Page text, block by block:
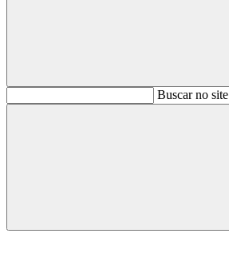
BuscarBuscar no site
Buscar